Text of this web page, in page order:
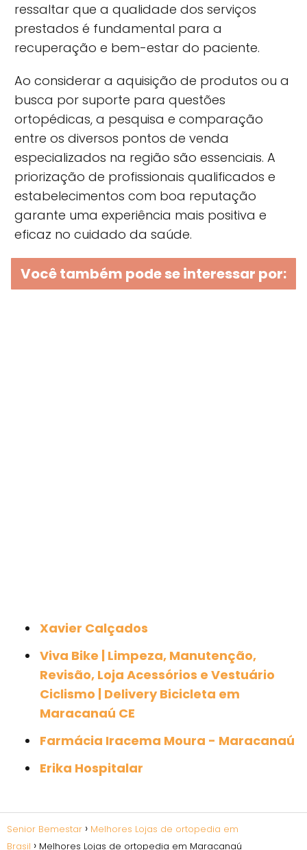
ressaltar que a qualidade dos serviços
prestados é fundamental para a
recuperação e bem-estar do paciente.
Ao considerar a aquisição de produtos ou a
busca por suporte para questões
ortopédicas, a pesquisa e comparação
entre os diversos pontos de venda
especializados na região são essenciais. A
priorização de profissionais qualificados e
estabelecimentos com boa reputação
garante uma experiência mais positiva e
eficaz no cuidado da saúde.
Você também pode se interessar por:
Xavier Calçados
Viva Bike | Limpeza, Manutenção,
Revisão, Loja Acessórios e Vestuário
Ciclismo | Delivery Bicicleta em
Maracanaú CE
Farmácia Iracema Moura - Maracanaú
Erika Hospitalar
Senior Bemestar
Melhores Lojas de ortopedia em
Brasil
Melhores Lojas de ortopedia em Maracanaú